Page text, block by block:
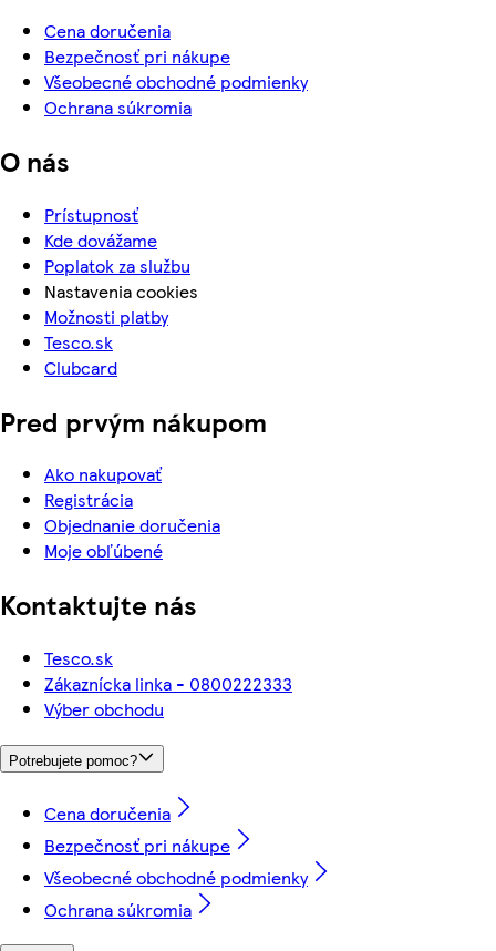
Cena doručenia
Bezpečnosť pri nákupe
Všeobecné obchodné podmienky
Ochrana súkromia
O nás
Prístupnosť
Kde dovážame
Poplatok za službu
Nastavenia cookies
Možnosti platby
Tesco.sk
Clubcard
Pred prvým nákupom
Ako nakupovať
Registrácia
Objednanie doručenia
Moje obľúbené
Kontaktujte nás
Tesco.sk
Zákaznícka linka - 0800222333
Výber obchodu
Potrebujete pomoc?
Cena doručenia
Bezpečnosť pri nákupe
Všeobecné obchodné podmienky
Ochrana súkromia